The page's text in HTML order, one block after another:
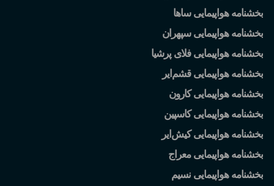
بخشنامه هواپیمایی ساها
بخشنامه هواپیمایی سپهران
بخشنامه هواپیمایی فلای پرشیا
بخشنامه هواپیمایی قشم ایر
بخشنامه هواپیمایی کارون
بخشنامه هواپیمایی کاسپین
بخشنامه هواپیمایی کیش ایر
بخشنامه هواپیمایی معراج
بخشنامه هواپیمایی نسیم